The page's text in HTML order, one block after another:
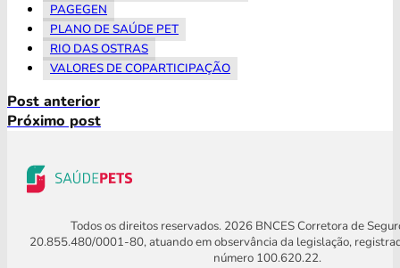
PAGEGEN
PLANO DE SAÚDE PET
RIO DAS OSTRAS
VALORES DE COPARTICIPAÇÃO
Post anterior
Próximo post
Todos os direitos reservados. 2026 BNCES Corretora de
20.855.480/0001-80, atuando em observância da legislação,
número 100.620.22.